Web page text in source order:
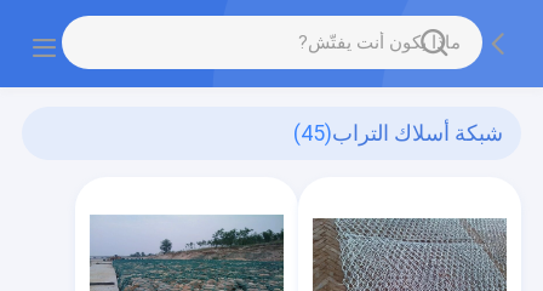
شبكة أسلاك التراب(45)